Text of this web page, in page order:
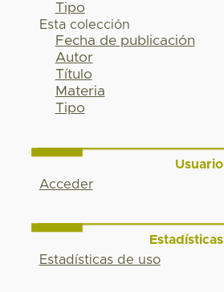
Tipo
Esta colección
Fecha de publicación
Autor
Título
Materia
Tipo
Usuario
Acceder
Estadísticas
Estadísticas de uso